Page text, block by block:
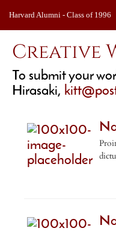
Harvard Alumni - Class of 1996
Creative
To submit your
Hirasaki, k